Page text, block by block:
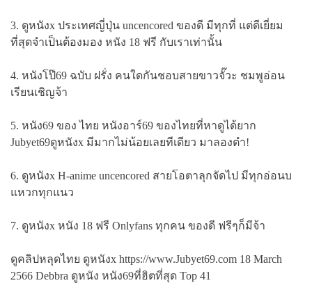
3. ดูหนังx ประเทศญี่ปุ่น uncencored ของดี มีทุกที่ แต่ดีเยี่ยม
ที่สุดจำเป็นต้องมอง หนัง 18 ฟรี กับเราเท่านั้น
4. หนังโป๊69 ฉบับ ฝรั่ง คนใดกันชอบสายขาวจั๊วะ ชมพูอ่อน
เรียนเชิญจ้า
5. หนัง69 ของ ไทย หนังอาร์69 ของไทยที่หาดูได้ยาก
Jubyet69ดูหนังx มีมากไม่น้อยเลยทีเดียว มาลองตำ!
6. ดูหนังx H-anime uncencored สายโอตาลุกจัดไป มีทุกอ่อนบ
แหวกทุกแนว
7. ดูหนังx หนัง 18 ฟรี Onlyfans ทุกคน ของดี ฟรีๆก็มีจ้า
ดูคลิปหลุดไทย ดูหนังx https://www.Jubyet69.com 18 March
2566 Debbra ดูหนัง หนัง69ที่ฮิตที่สุด Top 41